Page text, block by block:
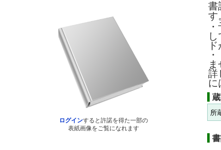
ログインすると許諾を得た一部の
表紙画像をご覧になれます
書
す
詳
に
所